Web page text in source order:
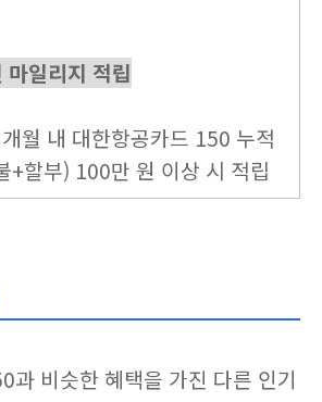
일리지 적립
월 내 대한항공카드 150 누적
+할부) 100만 원 이상 시 적립
과 비슷한 혜택을 가진 다른 인기